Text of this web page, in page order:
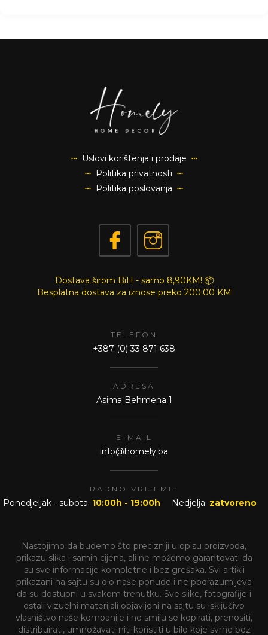
Uslovi korištenja i prodaje
Politika privatnosti
Politika poslovanja
Dostava širom BiH - samo 8,90KM! 📦
Besplatna dostava za iznose preko 200.00 KM
TELEFON
+387 (0) 33 871 638
ADRESA
Asima Behmena 1
E-MAIL
info@homely.ba
RADNO VRIJEME:
Ponedjeljak - subota: 10:00h - 19:00h Nedjelja: zatvoreno
Nastojimo da budemo što precizniji u opisu proizvoda,
prikazu slika i samih cijena, ali ne možemo garantovati da
su sve informacije kompletne i bez grešaka. Svi artikli
prikazani na sajtu su dio naše ponude i ne podrazumijeva
da su dostupni u svakom trenutku. Sve slike, fotografije i
ostali vizuelni materijali objavljeni na sajtu su isključivo
vlasništvo naše kompanije i ne smiju se kopirati, prenositi,
distribuirati, umnožavati niti koristiti u bilo koje svrhe bez